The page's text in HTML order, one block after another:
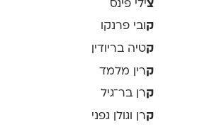
צילי פינס
קובי פרנקו
קטיה בריודין
קרין מלמד
קרן בר־גיל
קרן וגולן גפני